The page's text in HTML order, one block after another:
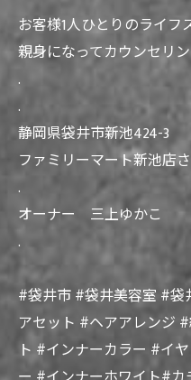
お客様1人ひとりのライ
親身になってカウンセリ
.
.
静岡県袋井市新池424-3
ファミリーマート新池店
.
オーナー 三上ゆかこ
.
#袋井市 #袋井美容室 #
アセット #ヘアアレンジ
ト #インナーカラー #イ